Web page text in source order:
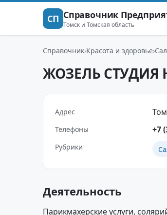
СП Справочник
Томск и Томская область
Справочник Красота и здоровье
ЖОЗЕЛЬ СТУДИЯ
Адрес
Телефоны +7
Рубрики
Деятельность
Парикмахерские услуги,